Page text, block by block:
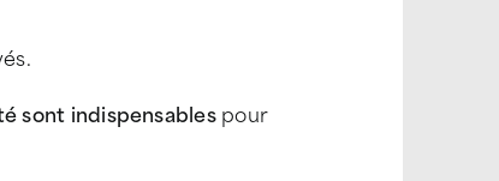
sont indispensablespour